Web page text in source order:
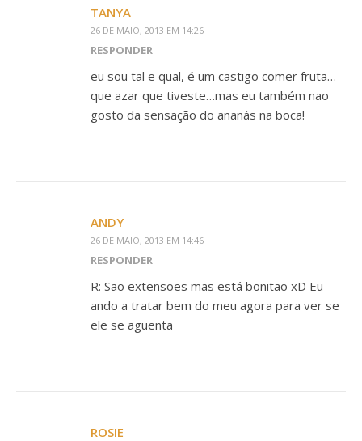
TANYA
26 DE MAIO, 2013 EM 14:26
RESPONDER
eu sou tal e qual, é um castigo comer fruta…
que azar que tiveste…mas eu também nao
gosto da sensação do ananás na boca!
ANDY
26 DE MAIO, 2013 EM 14:46
RESPONDER
R: São extensões mas está bonitão xD Eu
ando a tratar bem do meu agora para ver se
ele se aguenta
ROSIE